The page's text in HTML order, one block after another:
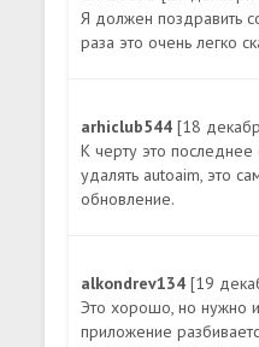
Я должен поздравить
раза это очень легко
arhiclub544[18
К черту это
удалять autoaim, это
обновление.
alkondrev134[19
Это хорошо, но нужно
приложение